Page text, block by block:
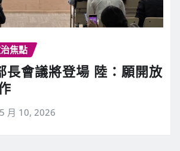
焦點
長會議將登場 陸：願開放
5 月 10, 2026